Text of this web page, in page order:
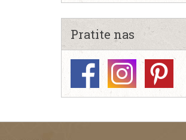
Pratite nas